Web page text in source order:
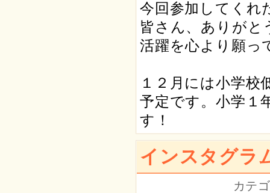
今回参加してくれ
皆さん、ありがと
活躍を心より願っ
１２月には小学校
予定です。小学１
す！
インスタグラ
カテ